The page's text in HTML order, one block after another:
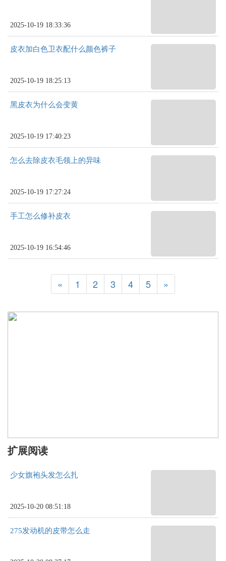
2025-10-19 18:33:36
皮衣加白色卫衣配什么颜色裤子
2025-10-19 18:25:13
黑皮衣为什么会变黄
2025-10-19 17:40:23
怎么去除皮衣毛领上的异味
2025-10-19 17:27:24
手工怎么修补皮衣
2025-10-19 16:54:46
« 1 2 3 4 5 »
扩展阅读
少女旗袍头发怎么扎
2025-10-20 08:51:18
275发动机的皮带怎么走